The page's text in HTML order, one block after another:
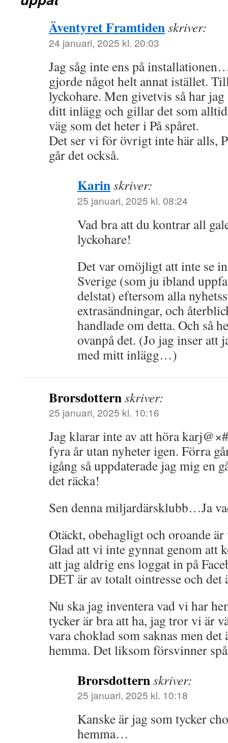
Äventyret Framtidenskriver:
24 januari, 2025 kl. 20:03
Jag såg inte ens på
gjorde något helt annat istället.
lyckohare. Men givetvis så har
ditt inlägg och gillar det som
väg som det heter i På spåret.
Det ser vi för övrigt inte här alls,
går det också.
Karinskriver:
25 januari, 2025 kl. 08:24
Vad bra att du kontrar all
lyckohare!
Det var omöjligt att inte se
Sverige (som ju ibland
delstat) eftersom alla
extrasändningar, och
handlade om detta. Och så
ovanpå det. (Jo jag inser att
med mitt inlägg…)
Brorsdotternskriver:
25 januari, 2025 kl. 10:16
Jag klarar inte av att höra
fyra år utan nyheter igen. Förra
igång så uppdaterade jag mig en
det räcka!
Sen denna miljardärsklubb…Ja
Otäckt, obehagligt och oroande
Glad att vi inte gynnat genom att
att jag aldrig ens loggat in på
DET är av totalt ointresse och
Nu ska jag inventera vad vi har
tycker är bra att ha, jag tror vi är
vara choklad som saknas men det
hemma. Det liksom försvinner
Brorsdotternskriver:
25 januari, 2025 kl. 10:18
Kanske är jag som tycker
hemma…